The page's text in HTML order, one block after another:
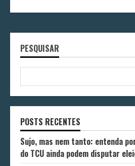
PESQUISAR
POSTS RECENTES
Sujo, mas nem tanto: entenda
do TCU ainda podem disputar